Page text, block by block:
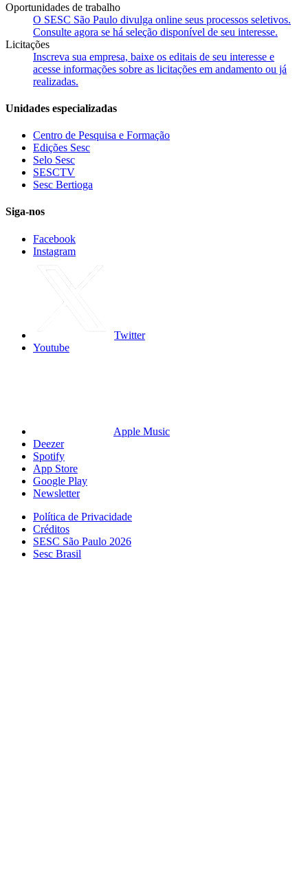
Oportunidades de trabalho
O SESC São Paulo divulga online seus processos seletivos.
Consulte agora se há seleção disponível de seu interesse.
Licitações
Inscreva sua empresa, baixe os editais de seu interesse e
acesse informações sobre as licitações em andamento ou já
realizadas.
Unidades especializadas
Centro de Pesquisa e Formação
Edições Sesc
Selo Sesc
SESCTV
Sesc Bertioga
Siga-nos
Facebook
Instagram
Twitter
Youtube
Apple Music
Deezer
Spotify
App Store
Google Play
Newsletter
Política de Privacidade
Créditos
SESC São Paulo 2026
Sesc Brasil